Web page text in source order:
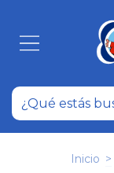
Inicio >